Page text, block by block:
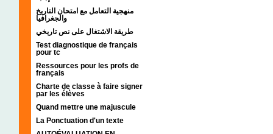
منهجية التعامل مع امتحان التاريخ
والجغرافيا
طريقة الاشتغال على نص تاريخي
Test diagnostique de français
pour tc
Ressources pour les profs de
français
Charte de classe à faire signer
par les élèves
Quand mettre une majuscule
La Ponctuation d'un texte